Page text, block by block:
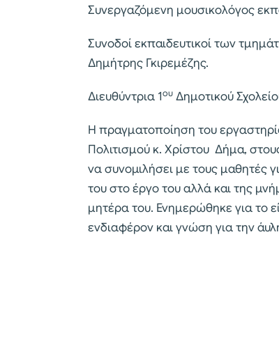
Συνεργαζόμενη μουσικολόγος
Συνοδοί εκπαιδευτικοί των
Δημήτρης Γκιρεμέζης.
Διευθύντρια 1ου Δημοτικού
Η πραγματοποίηση του
Πολιτισμού κ. Χρίστου Δήμα,
να συνομιλήσει με τους μαθητές
του στο έργο του αλλά και της
μητέρα του. Ενημερώθηκε για το
ενδιαφέρον και γνώση για την